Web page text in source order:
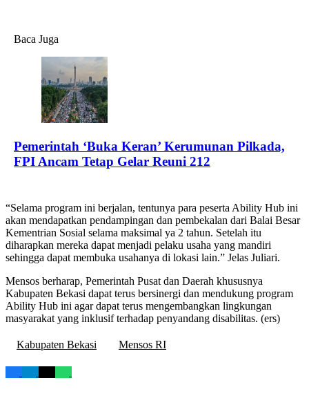
Baca Juga
Pemerintah ‘Buka Keran’ Kerumunan Pilkada,
FPI Ancam Tetap Gelar Reuni 212
“Selama program ini berjalan, tentunya para peserta Ability Hub ini
akan mendapatkan pendampingan dan pembekalan dari Balai Besar
Kementrian Sosial selama maksimal ya 2 tahun. Setelah itu
diharapkan mereka dapat menjadi pelaku usaha yang mandiri
sehingga dapat membuka usahanya di lokasi lain.” Jelas Juliari.
Mensos berharap, Pemerintah Pusat dan Daerah khususnya
Kabupaten Bekasi dapat terus bersinergi dan mendukung program
Ability Hub ini agar dapat terus mengembangkan lingkungan
masyarakat yang inklusif terhadap penyandang disabilitas. (ers)
Kabupaten Bekasi Mensos RI